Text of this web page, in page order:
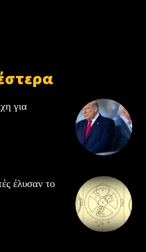
για
έλυσαν το